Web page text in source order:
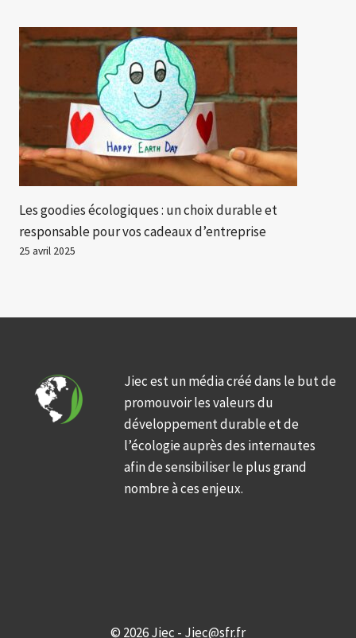
Les goodies écologiques : un choix durable et
responsable pour vos cadeaux d’entreprise
25 avril 2025
Jiec est un média créé dans le but de
promouvoir les valeurs du
développement durable et de
l’écologie auprès des internautes
afin de sensibiliser le plus grand
nombre à ces enjeux.
© 2026 Jiec - Jiec@sfr.fr